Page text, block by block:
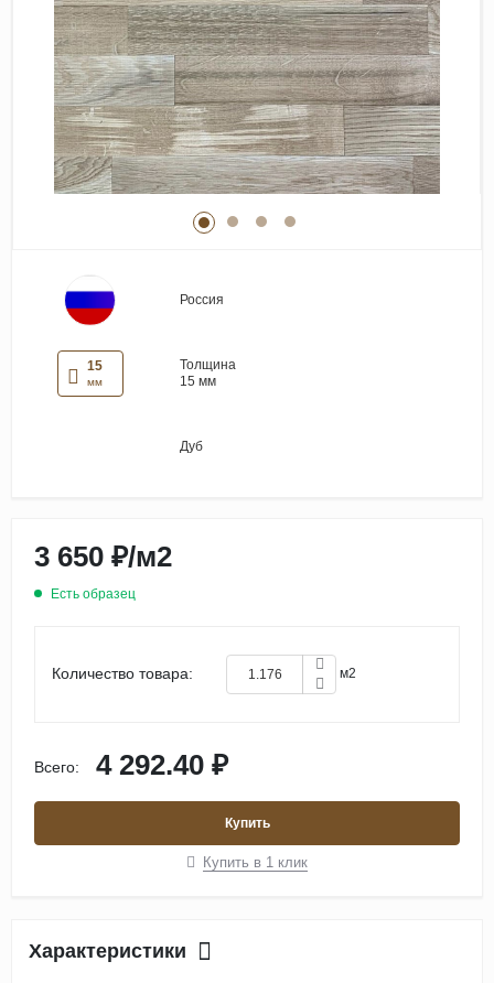
Виниловые покрытия
Стеновые панели
Лепнина
Клеевая продукция
Паркетные лаки и масла
Плинтус
Сопутствующие материалы
Россия
15
мм
Толщина
15 мм
Дуб
3 650 ₽/м2
Есть образец
Количество товара: м2
Всего: 4 292.40 ₽
Купить
Купить в 1 клик
Характеристики